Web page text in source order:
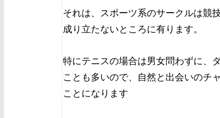
それは、スポーツ系のサークルは競
成り立たないところに有ります。
特にテニスの場合は男女問わずに、
ことも多いので、自然と出会いのチ
ことになります